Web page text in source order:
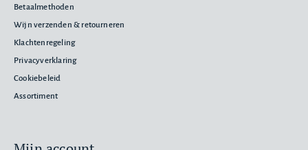
Betaalmethoden
Wijn verzenden & retourneren
Klachtenregeling
Privacyverklaring
Cookiebeleid
Assortiment